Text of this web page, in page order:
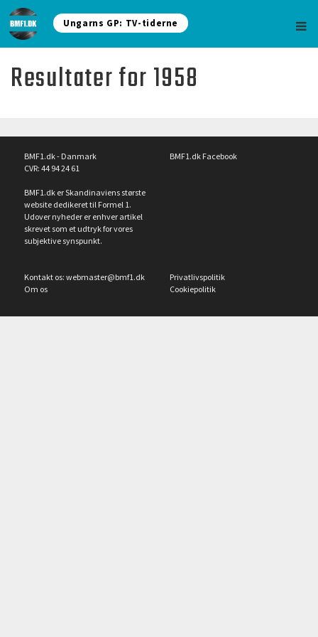
Ungarns GP: TV-tiderne
Resultater for 1958
BMF1.dk - Danmark
CVR: 44 94 24 61
BMF1.dk er Skandinaviens største
website dedikeret til Formel 1.
Udover nyheder er enhver artikel
skrevet som et udtryk for vores
subjektive synspunkt.
BMF1.dk Facebook
Kontakt os: webmaster@bmf1.dk
Om os
Privatlivspolitik
Cookiepolitik